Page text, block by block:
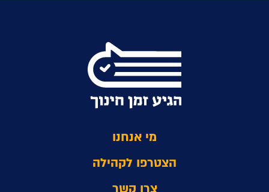
מי אנחנו
הצטרפו לקהילה
צרו קשר